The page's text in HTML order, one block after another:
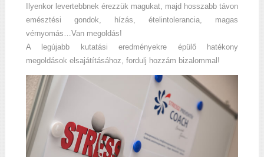
Ilyenkor levertebbnek érezzük magukat, majd hosszabb távon
emésztési gondok, hízás, ételintolerancia, magas
vérnyomás…Van megoldás!
A legújabb kutatási eredményekre épülő hatékony
megoldások elsajátításához, fordulj hozzám bizalommal!